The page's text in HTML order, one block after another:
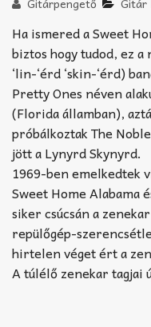
TABok
Improvizáció
Ha ismered a Sweet
biztos hogy tudod, ez
‘lin-‘érd ‘skin-‘érd)
Pretty Ones néven
(Florida államban),
próbálkoztak The
jött a Lynyrd Skynyrd.
1969-ben emelkedtek
Sweet Home Alabama
siker csúcsán a
repülőgép-
hirtelen véget ért a
A túlélő zenekar tagjai